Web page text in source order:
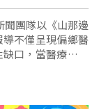
聞團隊以《山那邊
不僅呈現偏鄉醫
口，當醫療資源
何維持最基本的